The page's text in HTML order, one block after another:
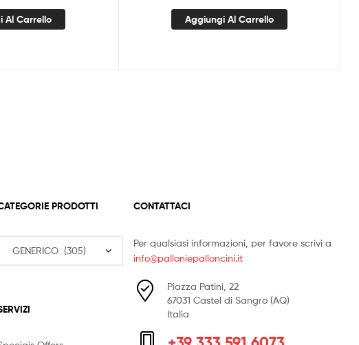
Al Carrello Aggiungi Al Carrello
PRODOTTI CONTATTACI
Per qualsiasi informazioni, per favore scrivi a
info@palloniepalloncini.it
Piazza Patini, 22
67031 Castel di Sangro (AQ)
Italia